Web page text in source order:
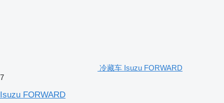
冷藏车 Isuzu FORWARD
7
Isuzu FORWARD